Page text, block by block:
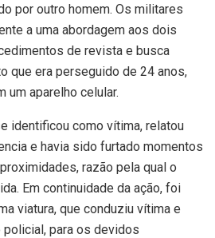
por outro homem. Os militares
a uma abordagem aos dois
de revista e busca
que era perseguido de 24 anos,
um aparelho celular.
identificou como vítima, relatou
e havia sido furtado momentos
razão pela qual o
Em continuidade da ação, foi
viatura, que conduziu vítima e
para os devidos